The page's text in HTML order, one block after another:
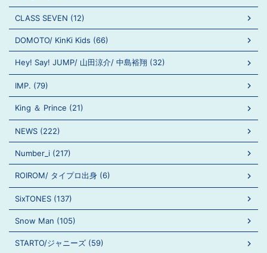
CLASS SEVEN (12)
DOMOTO/ KinKi Kids (66)
Hey! Say! JUMP/ 山田涼介/ 中島裕翔 (32)
IMP. (79)
King ＆ Prince (21)
NEWS (222)
Number_i (217)
ROIROM/ タイプロ出身 (6)
SixTONES (137)
Snow Man (105)
STARTO/ジャニーズ (59)